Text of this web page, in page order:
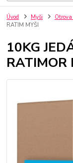
Úvod Myši
RATIM MYŠI
10KG
RATIMOR